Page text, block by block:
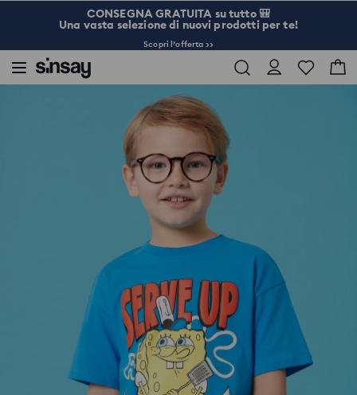
CONSEGNA GRATUITA su tutto 🎒
Una vasta selezione di nuovi prodotti per te!
Scopri l’offerta >>
Ragazzo preadolescente 3-10